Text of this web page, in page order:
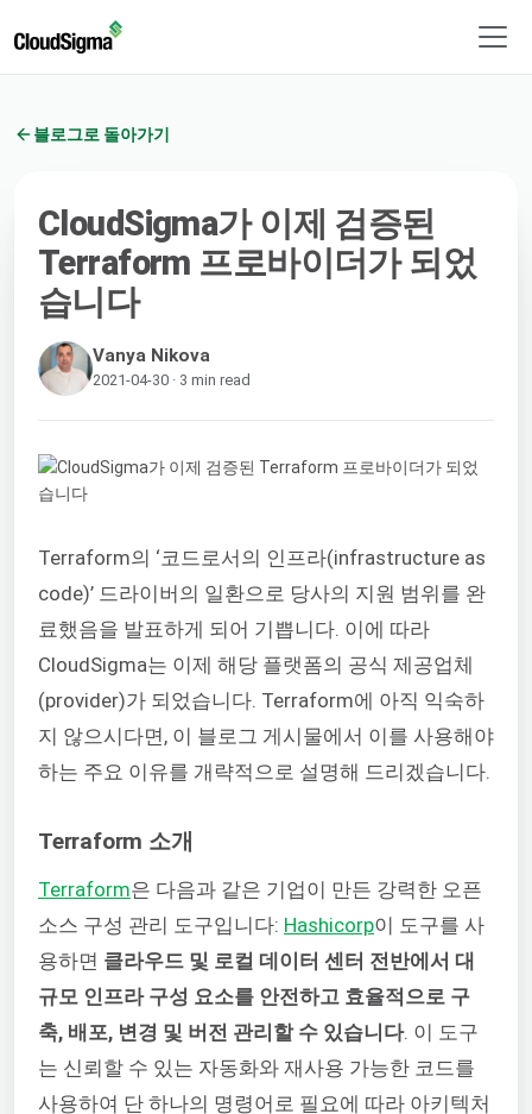
블로그로 돌아가기
CloudSigma가 이제 검증된
Terraform 프로바이더가 되었
습니다
Vanya Nikova
2021-04-30 · 3 min read
Terraform의 ‘코드로서의 인프라(infrastructure as
code)’ 드라이버의 일환으로 당사의 지원 범위를 완
료했음을 발표하게 되어 기쁩니다. 이에 따라
CloudSigma는 이제 해당 플랫폼의 공식 제공업체
(provider)가 되었습니다. Terraform에 아직 익숙하
지 않으시다면, 이 블로그 게시물에서 이를 사용해야
하는 주요 이유를 개략적으로 설명해 드리겠습니다.
Terraform 소개
Terraform은 다음과 같은 기업이 만든 강력한 오픈
소스 구성 관리 도구입니다: Hashicorp이 도구를 사
용하면 클라우드 및 로컬 데이터 센터 전반에서 대
규모 인프라 구성 요소를 안전하고 효율적으로 구
축, 배포, 변경 및 버전 관리할 수 있습니다. 이 도구
는 신뢰할 수 있는 자동화와 재사용 가능한 코드를
사용하여 단 하나의 명령어로 필요에 따라 아키텍처